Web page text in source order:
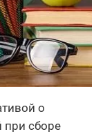
о
при сборе